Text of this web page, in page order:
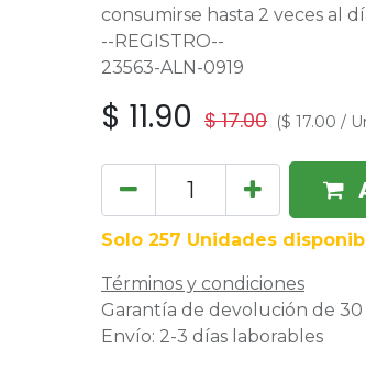
consumirse hasta 2 veces al
--REGISTRO--
23563-ALN-0919
$ 11.90 $17.00 ($ 17.00 /
Solo 257 Unidades
Términos y condiciones
Garantía de devolución de 30
Envío: 2-3 días laborables